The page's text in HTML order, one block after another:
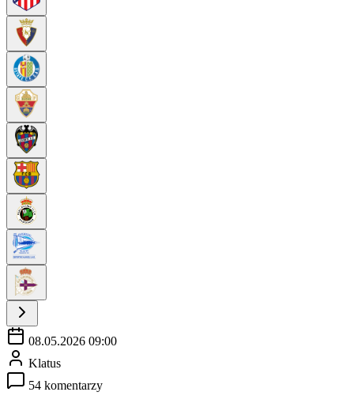
08.05.2026 09:00
Klatus
54 komentarzy